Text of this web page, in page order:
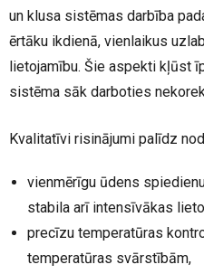
un klusa sistēmas darbība
ērtāku ikdienā, vienlaikus
lietojamību. Šie aspekti kļūst
sistēma sāk darboties
Kvalitatīvi risinājumi palīdz
vienmērīgu ūdens
stabila arī intensīvākas
precīzu temperatūras
temperatūras svārstībām,